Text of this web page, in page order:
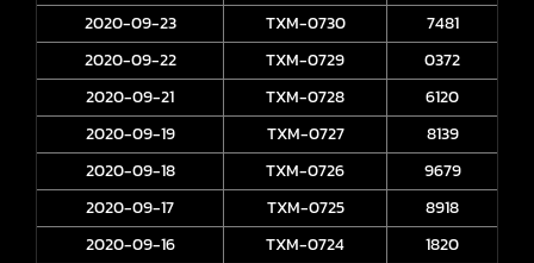
2020-09-23
TXM-0730
7481
2020-09-22
TXM-0729
0372
2020-09-21
TXM-0728
6120
2020-09-19
TXM-0727
8139
2020-09-18
TXM-0726
9679
2020-09-17
TXM-0725
8918
2020-09-16
TXM-0724
1820